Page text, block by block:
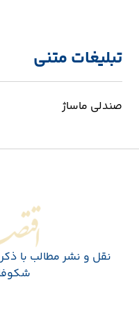
تبلیغات متنی
صندلی ماساژ
نقل و نشر مطالب با